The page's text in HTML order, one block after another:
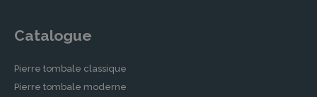
Catalogue
Pierre tombale classique
Pierre tombale moderne